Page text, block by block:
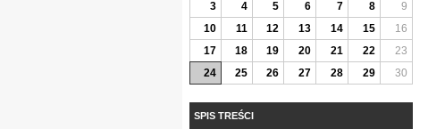
3
4 5 6 7 8
9
10
11 12 13 14 15
16
17
18 19 20 21 22
23
24
25 26 27 28 29 30
SPIS TREŚCI